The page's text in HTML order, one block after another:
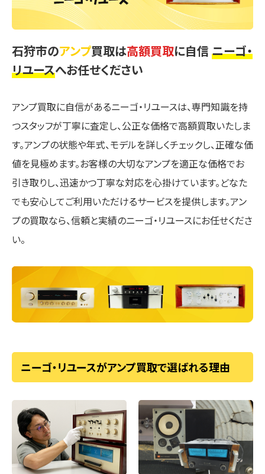
石狩市のアンプ買取は高額買取に自信 ニーゴ・
リユースへお任せください
アンプ買取に自信があるニーゴ・リユースは、専門知識を持
つスタッフが丁寧に査定し、公正な価格で高額買取いたしま
す。アンプの状態や年式、モデルを詳しくチェックし、正確な価
値を見極めます。お客様の大切なアンプを適正な価格でお
引き取りし、迅速かつ丁寧な対応を心掛けています。どなた
でも安心してご利用いただけるサービスを提供します。アン
プの買取なら、信頼と実績のニーゴ・リユースにお任せくださ
い。
ニーゴ・リユースがアンプ買取で選ばれる理由